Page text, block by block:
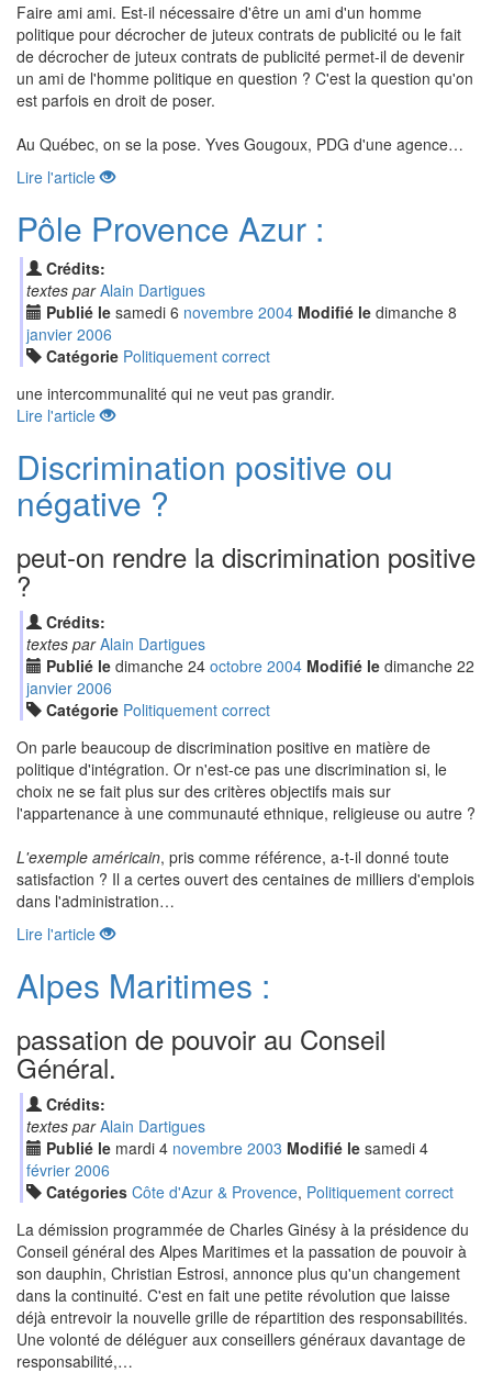
Faire ami ami. Est-il nécessaire d'être un ami d'un homme
politique pour décrocher de juteux contrats de publicité ou le fait
de décrocher de juteux contrats de publicité permet-il de devenir
un ami de l'homme politique en question ? C'est la question qu'on
est parfois en droit de poser.
Au Québec, on se la pose. Yves Gougoux, PDG d'une agence…
Lire l'article
Pôle Provence Azur :
Crédits:
textes par Alain Dartigues
Publié le samedi 6 novembre 2004 Modifié le dimanche 8
janvier 2006
Catégorie Politiquement correct
une intercommunalité qui ne veut pas grandir.
Lire l'article
Discrimination positive ou
négative ?
peut-on rendre la discrimination positive
?
Crédits:
textes par Alain Dartigues
Publié le dimanche 24 octobre 2004 Modifié le dimanche 22
janvier 2006
Catégorie Politiquement correct
On parle beaucoup de discrimination positive en matière de
politique d'intégration. Or n'est-ce pas une discrimination si, le
choix ne se fait plus sur des critères objectifs mais sur
l'appartenance à une communauté ethnique, religieuse ou autre ?
L'exemple américain, pris comme référence, a-t-il donné toute
satisfaction ? Il a certes ouvert des centaines de milliers d'emplois
dans l'administration…
Lire l'article
Alpes Maritimes :
passation de pouvoir au Conseil
Général.
Crédits:
textes par Alain Dartigues
Publié le mardi 4 novembre 2003 Modifié le samedi 4
février 2006
Catégories Côte d'Azur & Provence, Politiquement correct
La démission programmée de Charles Ginésy à la présidence du
Conseil général des Alpes Maritimes et la passation de pouvoir à
son dauphin, Christian Estrosi, annonce plus qu'un changement
dans la continuité. C'est en fait une petite révolution que laisse
déjà entrevoir la nouvelle grille de répartition des responsabilités.
Une volonté de déléguer aux conseillers généraux davantage de
responsabilité,…